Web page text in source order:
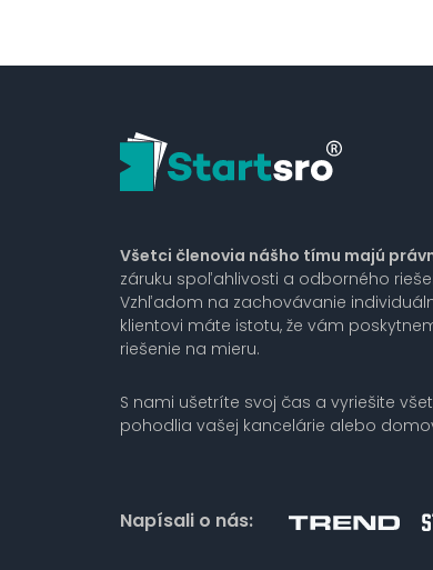
Všetci členovia nášho tímu majú
záruku spoľahlivosti a odborného
Vzhľadom na zachovávanie
klientovi máte istotu, že vám
riešenie na mieru.
S nami ušetríte svoj čas a vyriešite
pohodlia vašej kancelárie alebo
Napísali o nás: